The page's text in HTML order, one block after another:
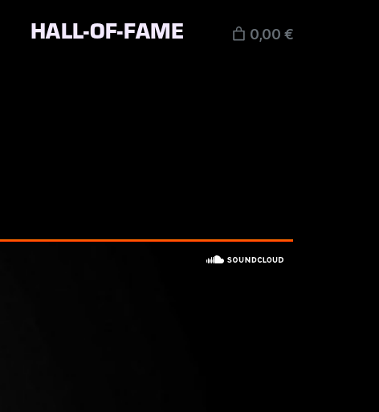
HALL-OF-FAME 0,00 €